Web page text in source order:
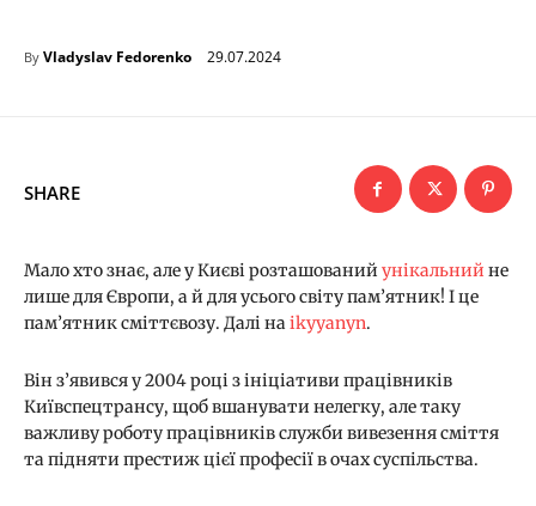
By Vladyslav Fedorenko 29.07.2024
SHARE
Мало хто знає, але у Києві розташований унікальний не
лише для Європи, а й для усього світу пам’ятник! І це
пам’ятник сміттєвозу. Далі наikyyanyn.
Він з’явився у 2004 році з ініціативи працівників
Київспецтрансу, щоб вшанувати нелегку, але таку
важливу роботу працівників служби вивезення сміття
та підняти престиж цієї професії в очах суспільства.